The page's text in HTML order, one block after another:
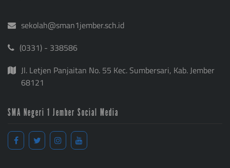
sekolah@sman1jember.sch.id
(0331) - 338586
Jl. Letjen Panjaitan No. 55 Kec. Sumbersari, Kab. Jember
68121
SMA Negeri 1 Jember Social Media